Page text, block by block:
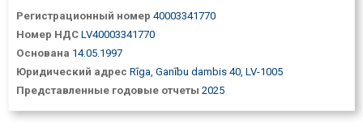
Регистрационный номер 40003341770
Номер НДС LV40003341770
Основана 14.05.1997
Юридический адрес Rīga, Ganību dambis 40, LV-1005
Представленные годовые отчеты 2025